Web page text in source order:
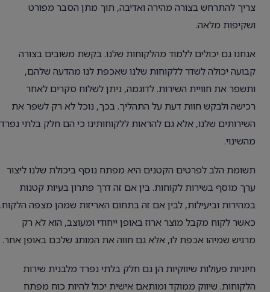
צריך להתרחש בצורה מהירה ואדיבה, תוך מתן הסבר מפורט
ושקיפות מלאה.
אנחנו גם יכולים ללמוד מהלקוחות שלנו. בקשת משובים בצורה
קבועה יכולה לשדר ללקוחות שלנו שאכפת לנו מהדעה שלהם,
ותשפר את חוויית השירות. לדוגמה, ניתן לשלוח סקרים לאחר
רכישה ולבקש חוות דעת על התהליך. בכך, נוכל לא רק לשפר את
השירותים שלנו, אלא גם להראות ללקוחותינו כי הם חלק בלתי נפרד
מהשינוי.
תשומת הלב לפרטים הקטנים היא מפתח נוסף ביכולת שלנו ליצור
ערך מוסף בשירות לקוחות. בין אם זה דרך פתרון בעיות קטנות
במהירות וביעילות, לבין אם זה בתחום האריזות שמהן מצפה הלקוח.
כאשר לקוח מקבל מוצר ארוז באופן ייחודי ומעוצב, הוא לא רק
מרגיש שמיהו אכפת לו, אלא גם חווה את המותג שלכם באופן אחר.
חיוניות פעולות שיווקיות הן גם חלק בלתי נפרד מלבנית שירות
הלקוחות. שיווק ממוקד ומותאם אישית יכול להיות כוח מפתח